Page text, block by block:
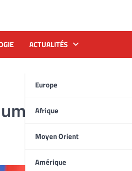
ACTUALITÉS
Europe
Afrique
Moyen Orient
Amérique
horaire en